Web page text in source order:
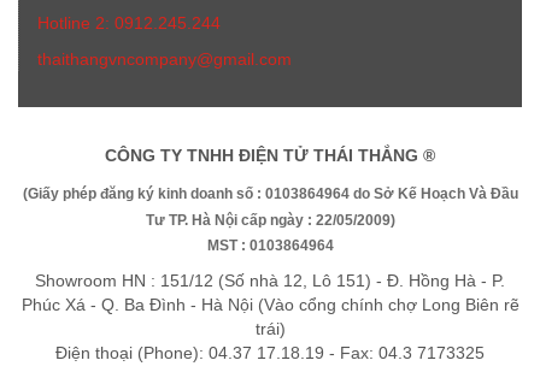
Hotline 2: 0912.245.244
thaithangvncompany@gmail.com
CÔNG TY TNHH ĐIỆN TỬ THÁI THẮNG ®
(Giấy phép đăng ký kinh doanh số : 0103864964 do Sở Kế Hoạch Và Đầu
Tư TP. Hà Nội cấp ngày : 22/05/2009)
MST : 0103864964
Showroom HN : 151/12 (Số nhà 12, Lô 151) - Đ. Hồng Hà - P.
Phúc Xá - Q. Ba Đình - Hà Nội (Vào cổng chính chợ Long Biên rẽ
trái)
Điện thoại (Phone): 04.37 17.18.19 - Fax: 04.3 7173325